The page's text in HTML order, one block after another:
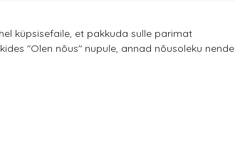
küpsisefaile, et pakkuda sulle parimat
"Olen nõus" nupule, annad nõusoleku nende